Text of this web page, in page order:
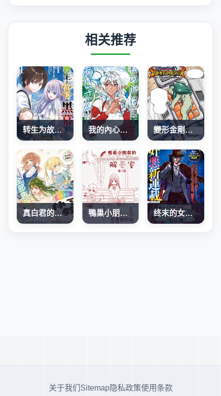
相关推荐
转生为故事幕后主谋 我的內心是大叔 變形金剛：G1宇宙之終焉
真白君的補習教室 鴨巢小朋友的解憂室 终末的女武神奇谭·开膛手杰克事件簿
关于我们 Sitemap隐私政策使用条款